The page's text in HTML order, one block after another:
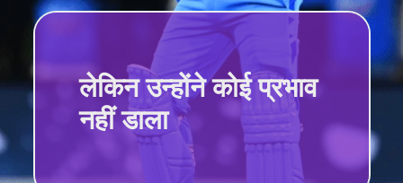
लेकिन उन्होंने कोई प्रभाव
नहीं डाला